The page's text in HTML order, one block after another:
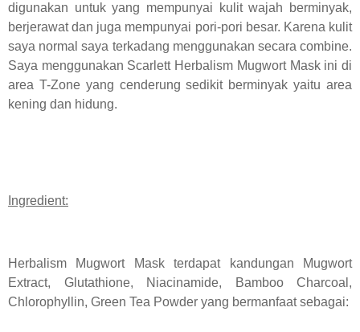
digunakan untuk yang mempunyai kulit wajah berminyak,
berjerawat dan juga mempunyai pori-pori besar. Karena kulit
saya normal saya terkadang menggunakan secara combine.
Saya menggunakan Scarlett Herbalism Mugwort Mask ini di
area T-Zone yang cenderung sedikit berminyak yaitu area
kening dan hidung.
Ingredient:
Herbalism Mugwort Mask terdapat kandungan Mugwort
Extract, Glutathione, Niacinamide, Bamboo Charcoal,
Chlorophyllin, Green Tea Powder yang bermanfaat sebagai: